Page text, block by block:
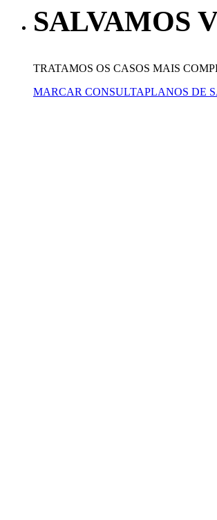
SALVAMOS
TRATAMOS OS CASOS MAIS
MARCAR CONSULTAPLANOS DE